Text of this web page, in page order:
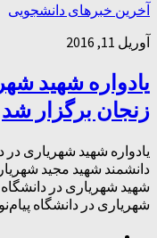
آخرین خبرهای دانشجویی
آوریل 11, 2016
یادواره شهید
زنجان برگزار شد
یادواره شهید شهریاری در
دانشمند شهید مجید
شهید شهریاری در دانشگاه
شهریاری در دانشگاه